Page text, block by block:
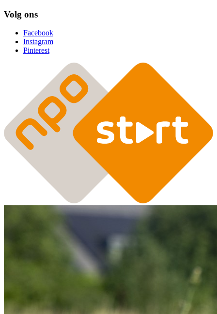
Volg ons
Facebook
Instagram
Pinterest